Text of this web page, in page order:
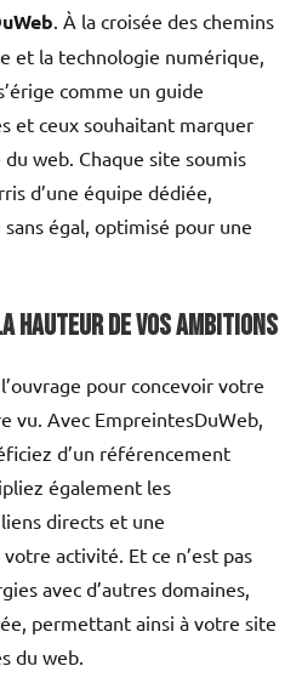
. À la croisée des chemins
et la technologie numérique,
comme un guide
et ceux souhaitant marquer
web. Chaque site soumis
d’une équipe dédiée,
égal, optimisé pour une
hauteur de vos ambitions
pour concevoir votre
vu. Avec EmpreintesDuWeb,
d’un référencement
également les
directs et une
activité. Et ce n’est pas
avec d’autres domaines,
permettant ainsi à votre site
du web.